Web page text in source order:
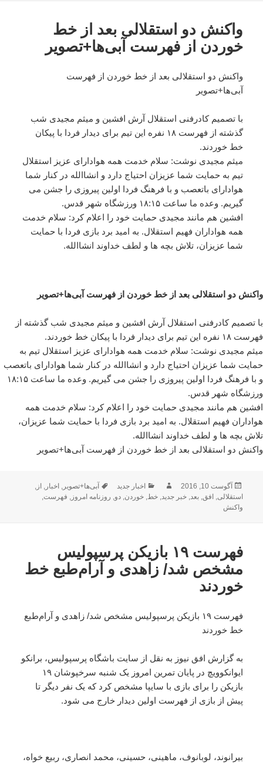
واکنش دو استقلالی بعد از خط
خوردن از فهرست آبی‌ها+تصویر
واکنش دو استقلالی بعد از خط خوردن از فهرست
آبی‌ها+تصویر
با تصمیم کادرفنی استقلال آرش افشین و میثم مجیدی شب
گذشته از فهرست ۱۸ نفره این تیم برای دیدار فردا با پیکان
خط خوردند.
میثم مجیدی نوشت: سلام خدمت همه هوادارای عزیز استقلال
تیم به حمایت شما عزیزان احتیاج دارد و انشاالله در کنار شما
هوادارای باتعصب و با فرهنگ فردا اولین پیروزی را جشن می
گیریم. وعده ما ساعت ١٨:١۵ ورزشگاه شهر قدس.
افشین هم مانند مجیدی حمایت خود را اعلام کرد: سلام خدمت
همه هواداران فهیم استقلال. به امید برد بازى فردا با حمایت
شما عزیزان، تلاش بچه ها و لطف خداوند انشاالله.
واکنش دو استقلالی بعد از خط خوردن از فهرست آبی‌ها+تصویر
با تصمیم کادرفنی استقلال آرش افشین و میثم مجیدی شب گذشته از
فهرست ۱۸ نفره این تیم برای دیدار فردا با پیکان خط خوردند.
میثم مجیدی نوشت: سلام خدمت همه هوادارای عزیز استقلال تیم به
حمایت شما عزیزان احتیاج دارد و انشاالله در کنار شما هوادارای باتعصب
و با فرهنگ فردا اولین پیروزی را جشن می گیریم. وعده ما ساعت ١٨:١۵
ورزشگاه شهر قدس.
افشین هم مانند مجیدی حمایت خود را اعلام کرد: سلام خدمت همه
هواداران فهیم استقلال. به امید برد بازى فردا با حمایت شما عزیزان،
تلاش بچه ها و لطف خداوند انشاالله.
واکنش دو استقلالی بعد از خط خوردن از فهرست آبی‌ها+تصویر
ارسال
شده
در
آگوست 10, 2016 نویسندهدسته‌ها
اخبار جدید برچسب‌ها
آبی‌ها+تصویر, اخبار, از,
استقلالی, افق,بعد,خبر جدید,خط,خوردن,دو, روزنامه امروز, فهرست,
واکنش
فهرست ۱۹ بازیکن پرسپولیس
مشخص شد/ زاهدی و آرام‌طبع خط
خوردند
فهرست ۱۹ بازیکن پرسپولیس مشخص شد/ زاهدی و آرام‌طبع
خط خوردند
به گزارش افق نیوز به نقل از سایت باشگاه پرسپولیس، برانکو
ایوانکوویچ در پایان تمرین امروز یک شنبه سرخپوشان ۱۹
بازیکن را برای بازی با سایپا مشخص کرد که یک نفر دیگر تا
پیش از بازی از فهرست اولین دیدار خارج می شود.
بیرانوند، لوبانوف، ماهینی، حسینی، محمد انصاری، ربیع خواه،